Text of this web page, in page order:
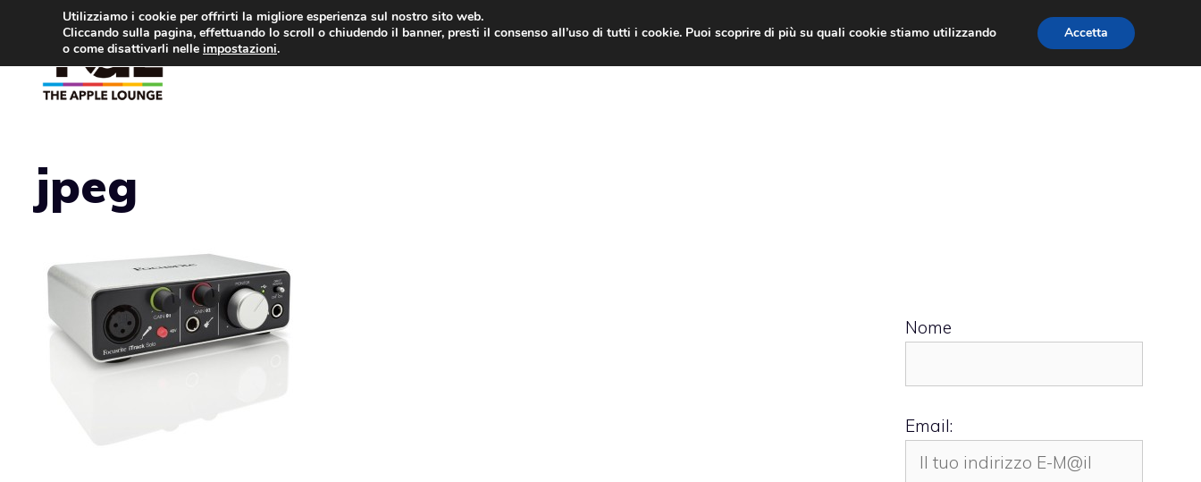
contenuto
jpeg
Nome
Email:
Utilizziamo i cookie per offrirti la migliore esperienza sul nostro sito web.
Cliccando sulla pagina, effettuando lo scroll o chiudendo il banner, presti il consenso all’uso di tutti i cookie. Puoi scoprire di più su quali cookie stiamo utilizzando
o come disattivarli nelle impostazioni.
Accetta